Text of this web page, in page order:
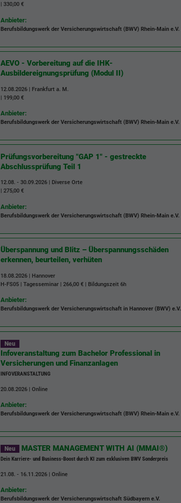
| 330,00 €
Anbieter:
Berufsbildungswerk der Versicherungswirtschaft (BWV) Rhein-Main e.V.
AEVO - Vorbereitung auf die IHK-
Ausbildereignungsprüfung (Modul II)
12.08.2026 | Frankfurt a. M.
| 199,00 €
Anbieter:
Berufsbildungswerk der Versicherungswirtschaft (BWV) Rhein-Main e.V.
Prüfungsvorbereitung "GAP 1" - gestreckte
Abschlussprüfung Teil 1
12.08. - 30.09.2026 | Diverse Orte
| 275,00 €
Anbieter:
Berufsbildungswerk der Versicherungswirtschaft (BWV) Rhein-Main e.V.
Überspannung und Blitz – Überspannungsschäden
erkennen, beurteilen, verhüten
18.08.2026 | Hannover
H-FS05 | Tagesseminar | 266,00 € | Bildungszeit6h
Anbieter:
Berufsbildungswerk der Versicherungswirtschaft in Hannover (BWV) e.V.
Neu
Infoveranstaltung zum Bachelor Professional in
Versicherungen und Finanzanlagen
INFOVERANSTALTUNG
20.08.2026 | Online
Anbieter:
Berufsbildungswerk der Versicherungswirtschaft (BWV) Rhein-Main e.V.
Neu MASTER MANAGEMENT WITH AI (MMAI®)
Dein Karriere- und Business-Boost durch KI zum exklusiven BWV Sonderpreis
21.08. - 16.11.2026 | Online
Anbieter:
Berufsbildungswerk der Versicherungswirtschaft Südbayern e.V.